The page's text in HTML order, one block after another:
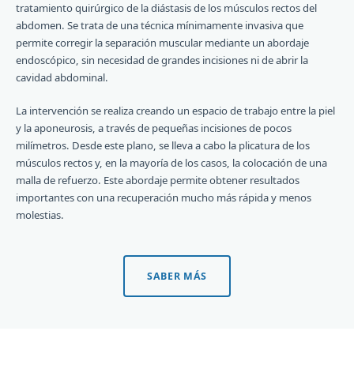
tratamiento quirúrgico de la diástasis de los músculos rectos del
abdomen. Se trata de una técnica mínimamente invasiva que
permite corregir la separación muscular mediante un abordaje
endoscópico, sin necesidad de grandes incisiones ni de abrir la
cavidad abdominal.
La intervención se realiza creando un espacio de trabajo entre la piel
y la aponeurosis, a través de pequeñas incisiones de pocos
milímetros. Desde este plano, se lleva a cabo la plicatura de los
músculos rectos y, en la mayoría de los casos, la colocación de una
malla de refuerzo. Este abordaje permite obtener resultados
importantes con una recuperación mucho más rápida y menos
molestias.
SABER MÁS